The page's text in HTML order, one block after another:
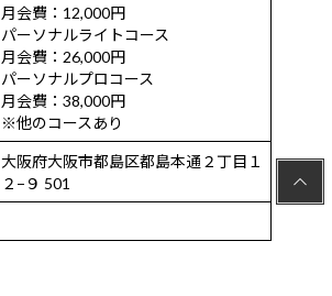
月会費：12,000円
パーソナルライトコース
月会費：26,000円
パーソナルプロコース
月会費：38,000円
※他のコースあり
大阪府大阪市都島区都島本通２丁目１
２−９ 501